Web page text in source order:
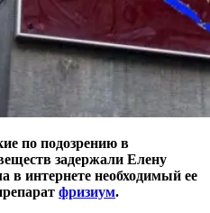
по подозрению в
задержали Елену
в интернете необходимый ее
фризиум.